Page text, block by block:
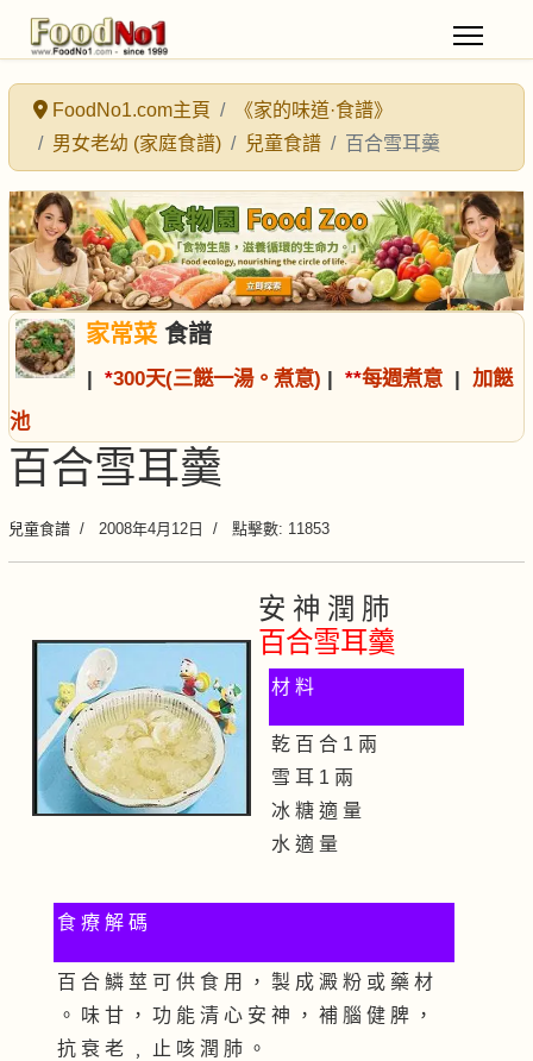
FoodNo1.com主頁
《家的味道·食譜》
男女老幼 (家庭食譜)
兒童食譜 百合雪耳羹
家常菜食譜
| *300天(三餸一湯。煮意) | **每週煮意 | 加餸
池
百合雪耳羹
兒童食譜 2008年4月12日 點擊數: 11853
安 神 潤 肺
百合雪耳羹
材 料
乾 百 合 1 兩
雪 耳 1 兩
冰 糖 適 量
水 適 量
食 療 解 碼
百 合 鱗 莖 可 供 食 用 ， 製 成 澱 粉 或 藥 材
。 味 甘 ， 功 能 清 心 安 神 ， 補 腦 健 脾 ，
抗 衰 老 ﹐ 止 咳 潤 肺 。